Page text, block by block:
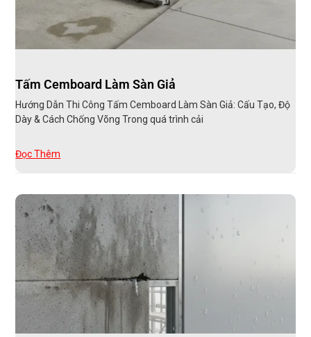
Tấm Cemboard Làm Sàn Giả
Hướng Dẫn Thi Công Tấm Cemboard Làm Sàn Giả: Cấu Tạo, Độ
Dày & Cách Chống Võng Trong quá trình cải
Đọc Thêm